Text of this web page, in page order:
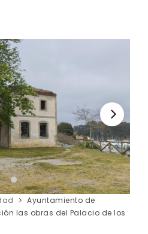
Ayuntamiento de
las obras del Palacio de los